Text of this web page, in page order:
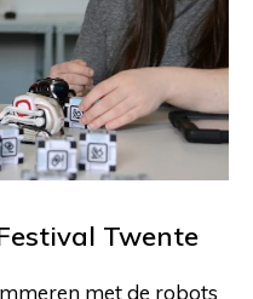
Twente
met de robots